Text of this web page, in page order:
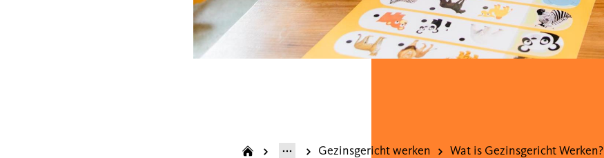
Gezinsgericht werken Wat is Gezinsgericht Werken?